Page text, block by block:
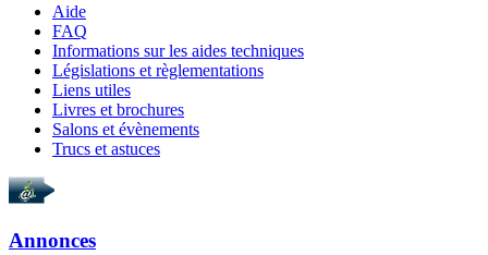
Aide
FAQ
Informations sur les aides techniques
Législations et règlementations
Liens utiles
Livres et brochures
Salons et évènements
Trucs et astuces
Annonces